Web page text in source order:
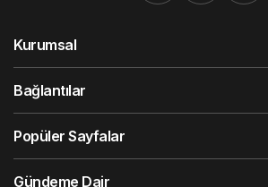
Kurumsal
Bağlantılar
Popüler Sayfalar
Gündeme Dair